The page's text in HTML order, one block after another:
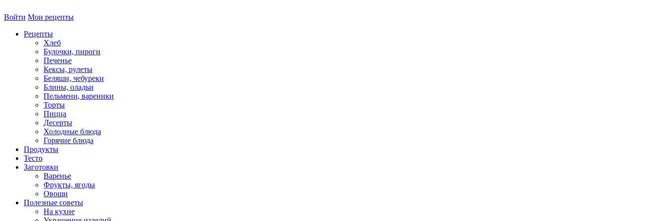
Войти Мои рецепты
Рецепты
Хлеб
Булочки, пироги
Печенье
Кексы, рулеты
Беляши, чебуреки
Блины, оладьи
Пельмени, вареники
Торты
Пицца
Десерты
Холодные блюда
Горячие блюда
Продукты
Тесто
Заготовки
Варенье
Фрукты, ягоды
Овощи
Полезные советы
На кухне